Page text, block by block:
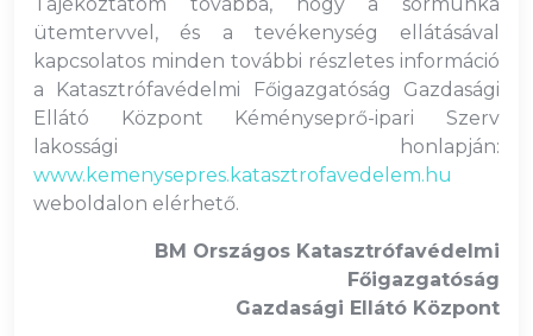
ütemtervvel, és a tevékenység ellátásával
kapcsolatos minden további részletes információ
a Katasztrófavédelmi Főigazgatóság Gazdasági
Ellátó Központ Kéményseprő-ipari Szerv
lakossági honlapján:
www.kemenysepres.katasztrofavedelem.hu
weboldalon elérhető.
BM Országos Katasztrófavédelmi
Főigazgatóság
Gazdasági Ellátó Központ